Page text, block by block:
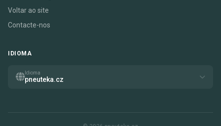
Voltar ao site
Contacte-nos
IDIOMA
Idioma
pneuteka.cz